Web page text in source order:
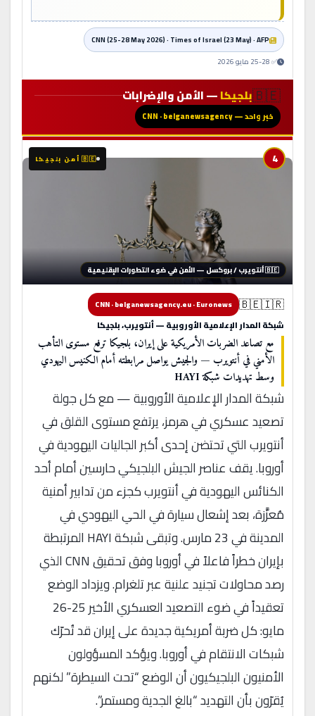
CNN (25-28 May 2026) · Times of Israel (23 May) · AFP
✅ 25-28 مايو 2026
🇧🇪بلجيكا— الأمن والإضرابات
خبر واحد — CNN · belganewsagency
4 🇧🇪 أمن بلجيكا
🇧🇪 أنتويرب / بروكسل — الأمن في ضوء التطورات الإقليمية
🇧🇪🇮🇷
CNN · belganewsagency.eu · Euronews
شبكة المدار الإعلامية الأوروبية — أنتويرب، بلجيكا
مع تصاعد الضربات الأمريكية على إيران، بلجيكا ترفع مستوى التأهب
الأمني في أنتويرب — والجيش يواصل مرابطته أمام الكنيس اليهودي
وسط تهديدات شبكة HAYI
شبكة المدار الإعلامية الأوروبية — مع كل جولة
تصعيد عسكري في هرمز، يرتفع مستوى القلق في
أنتويرب التي تحتضن إحدى أكبر الجاليات اليهودية في
أوروبا. يقف عناصر الجيش البلجيكي حارسين أمام أحد
الكنائس اليهودية في أنتويرب كجزء من تدابير أمنية
مُعزَّزة، بعد إشعال سيارة في الحي اليهودي في
المدينة في 23 مارس. وتبقى شبكة HAYI المرتبطة
بإيران خطراً فاعلاً في أوروبا وفق تحقيق CNN الذي
رصد محاولات تجنيد علنية عبر تلغرام. ويزداد الوضع
تعقيداً في ضوء التصعيد العسكري الأخير 25-26
مايو: كل ضربة أمريكية جديدة على إيران قد تُحرّك
شبكات الانتقام في أوروبا. ويؤكد المسؤولون
الأمنيون البلجيكيون أن الوضع “تحت السيطرة” لكنهم
يُقرّون بأن التهديد “بالغ الجدية ومستمر”.